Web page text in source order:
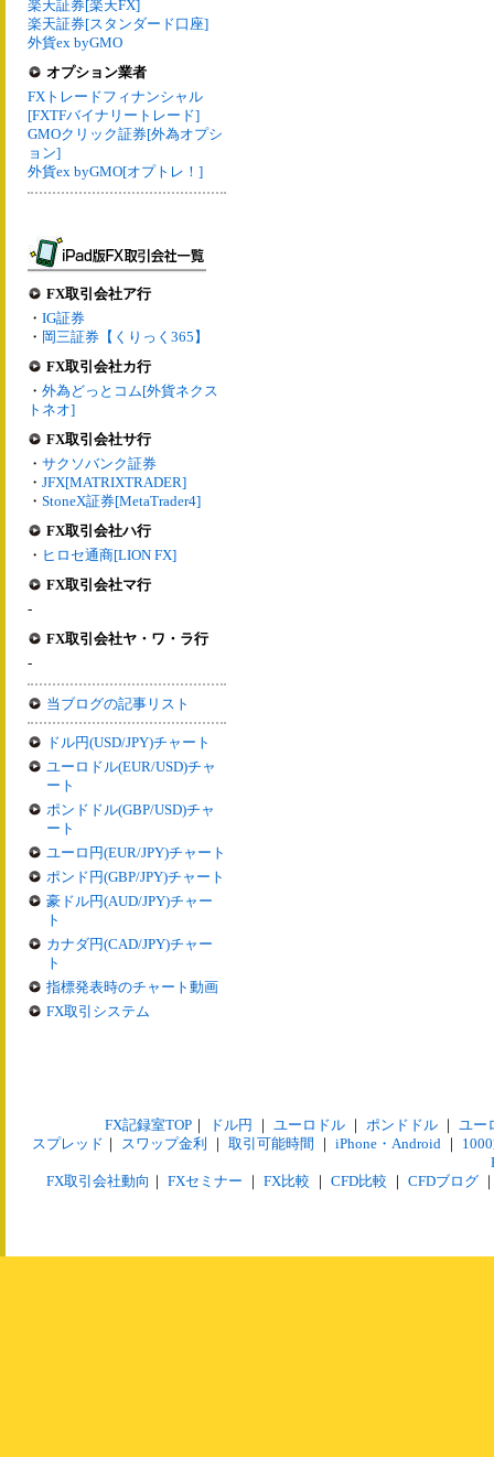
楽天証券[楽天FX]
楽天証券[スタンダード口座]
外貨ex byGMO
オプション業者
FXトレードフィナンシャル
[FXTFバイナリートレード]
GMOクリック証券[外為オプシ
ョン]
外貨ex byGMO[オプトレ！]
FX取引会社ア行
・ IG証券
・ 岡三証券【くりっく365】
FX取引会社カ行
・ 外為どっとコム[外貨ネクス
トネオ]
FX取引会社サ行
・ サクソバンク証券
・ JFX[MATRIXTRADER]
・ StoneX証券[MetaTrader4]
FX取引会社ハ行
・ ヒロセ通商[LION FX]
FX取引会社マ行
-
FX取引会社ヤ・ワ・ラ行
-
当ブログの記事リスト
ドル円(USD/JPY)チャート
ユーロドル(EUR/USD)チャ
ート
ポンドドル(GBP/USD)チャ
ート
ユーロ円(EUR/JPY)チャート
ポンド円(GBP/JPY)チャート
豪ドル円(AUD/JPY)チャー
ト
カナダ円(CAD/JPY)チャー
ト
指標発表時のチャート動画
FX取引システム
FX記録室TOP｜ ドル円 ｜ ユーロドル｜ ポンドドル｜ ユー
スプレッド ｜ スワップ金利 ｜ 取引可能時間 ｜ iPhone・Android ｜
FX取引会社動向 ｜ FXセミナー ｜ FX比較 ｜ CFD比較 ｜ CFDブログ